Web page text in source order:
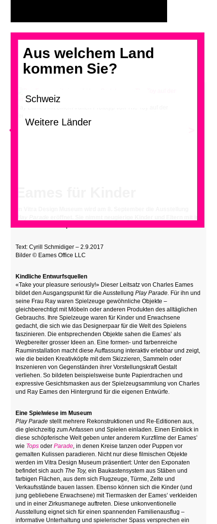
Aus welchem Land
kommen Sie?
<
Text: Cyrill Schmidiger – 2.9.2017
Bilder © Eames Office LLC
Kindliche Entwurfsquellen
«Take your pleasure seriously!» Dieser Leitsatz von Charles Eames
bildet den Ausgangspunkt für die AusstellungPlay Parade. Für ihn und
seine Frau Ray waren Spielzeuge gewöhnliche Objekte –
gleichberechtigt mit Möbeln oder anderen Produkten des alltäglichen
Gebrauchs. Ihre Spielzeuge waren für Kinder und Erwachsene
gedacht, die sich wie das Designerpaar für die Welt des Spielens
faszinieren. Die entsprechenden Objekte sahen die Eames’ als
Wegbereiter grosser Ideen an. Eine formen- und farbenreiche
Rauminstallation macht diese Auffassung interaktiv erlebbar und zeigt,
wie die beiden Kreativköpfe mit dem Skizzieren, Sammeln oder
Inszenieren von Gegenständen ihrer Vorstellungskraft Gestalt
verliehen. So bildeten beispielsweise bunte Papierdrachen und
expressive Gesichtsmasken aus der Spielzeugsammlung von Charles
und Ray Eames den Hintergrund für die eigenen Entwürfe.
Eine Spielwiese im Museum
Play Paradestellt mehrere Rekonstruktionen und Re-Editionen aus,
die gleichzeitig zum Anfassen und Spielen einladen. Einen Einblick in
diese schöpferische Welt geben unter anderem Kurzfilme der Eames’
wie TopsoderParade,in denen Kreise tanzen oder Puppen vor
gemalten Kulissen paradieren. Nicht nur diese filmischen Objekte
werden im Vitra Design Museum präsentiert: Unter den Exponaten
befindet sich auch The Toy,ein Baukastensystem aus Stäben und
farbigen Flächen, aus dem sich Flugzeuge, Türme, Zelte und
Verkaufsstände bauen lassen. Ebenso können sich die Kinder (und
jung gebliebene Erwachsene) mit Tiermasken der Eames’ verkleiden
und in einer Zirkusmanege auftreten. Diese unkonventionelle
Ausstellung eignet sich für einen spannenden Familienausflug –
informative Unterhaltung und spielerischer Spass versprechen ein